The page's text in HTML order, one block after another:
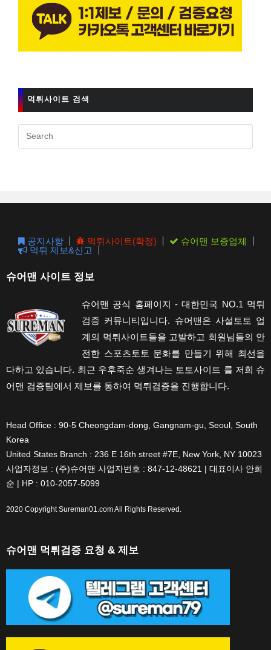
먹튀사이트 검색
공지사항 먹튀사이트(확정)
슈어맨 보증업체
먹튀 제보&신고
슈어맨 사이트 정보
슈어맨 공식 홈페이지 - 대한민국 NO.1 먹튀
검증 커뮤니티입니다. 슈어맨은 사설토토 업
계의 먹튀사이트들을 고발하고 회원님들의 안
전한 스포츠토토 문화를 만들기 위해 최선을
다하고 있습니다. 최근 우후죽순 생겨나는 토토사이트 를 저희 슈
어맨 검증팀에서 제보를 통하여 먹튀검증을 진행합니다.
Head Office : 90-5 Cheongdam-dong, Gangnam-gu, Seoul, South
Korea
United States Branch : 236 E 16th street #7E, New York, NY 10023
사업자정보 : (주)슈어맨 사업자번호 : 847-12-48621 | 대표이사 안희
순 | HP : 010-2057-5099
2020 CopyrightSureman01.comAll Rights Reserved.
슈어맨 먹튀검증 요청 & 제보